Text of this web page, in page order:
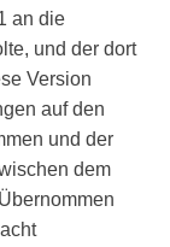
an die
und der dort
Version
auf den
und der
dem